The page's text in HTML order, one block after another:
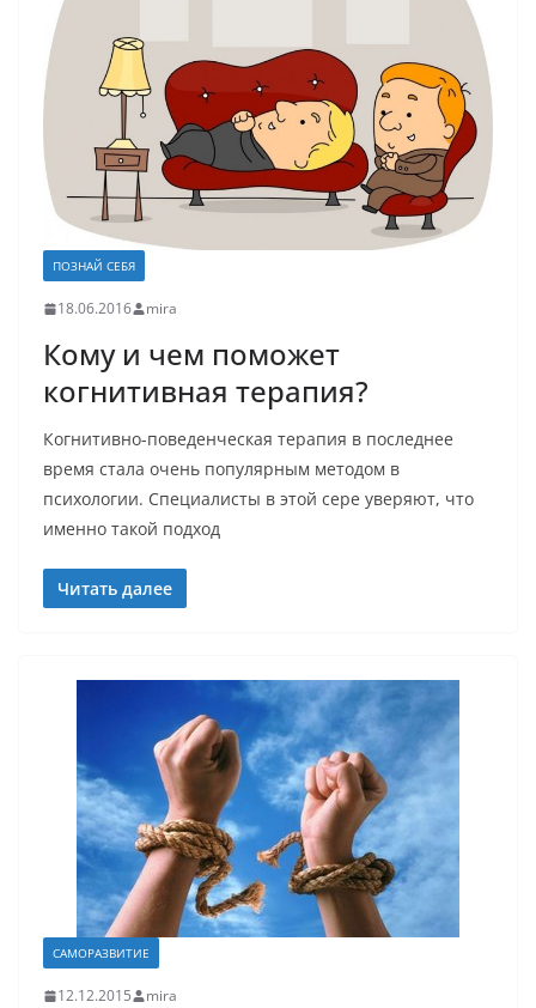
ПОЗНАЙ СЕБЯ
18.06.2016 mira
Кому и чем поможет
когнитивная терапия?
Когнитивно-поведенческая терапия в последнее
время стала очень популярным методом в
психологии. Специалисты в этой сере уверяют, что
именно такой подход
Читать далее
САМОРАЗВИТИЕ
12.12.2015 mira